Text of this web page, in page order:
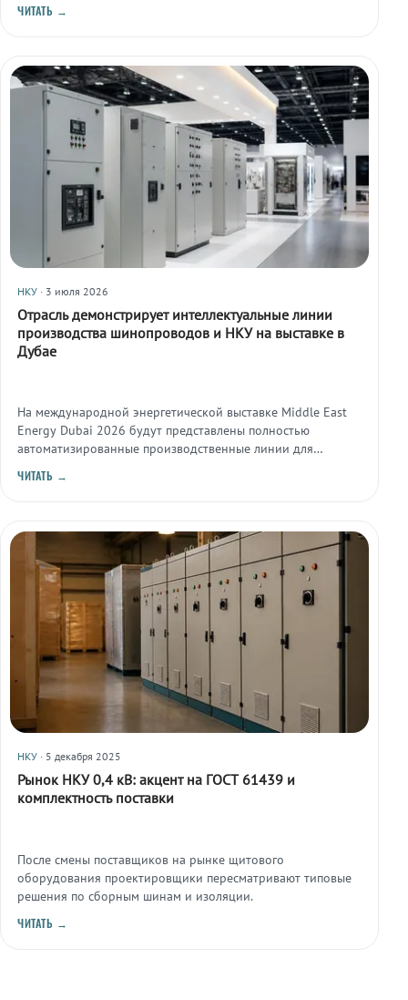
глобальном рынке НКУ.
ЧИТАТЬ →
НКУ · 3 июля 2026
Отрасль демонстрирует интеллектуальные линии
производства шинопроводов и НКУ на выставке в
Дубае
На международной энергетической выставке Middle East
Energy Dubai 2026 будут представлены полностью
автоматизированные производственные линии для
Это подтверждает продолжающийся тренд на
ЧИТАТЬ →
НКУ · 5 декабря 2025
Рынок НКУ 0,4 кВ: акцент на ГОСТ 61439 и
комплектность поставки
После смены поставщиков на рынке щитового
оборудования проектировщики пересматривают типовые
решения по сборным шинам и изоляции.
ЧИТАТЬ →